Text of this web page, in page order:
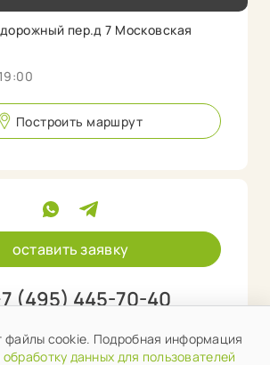
пер.д 7 Московская
Построить маршрут
оставить заявку
(495) 445-70-40
info@rlab.store
файлы cookie. Подробная информация
данных для пользователей